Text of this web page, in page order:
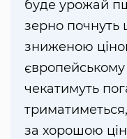
буде урожай
зерно почнуть
зниженою
чекатимуть
за хорошою